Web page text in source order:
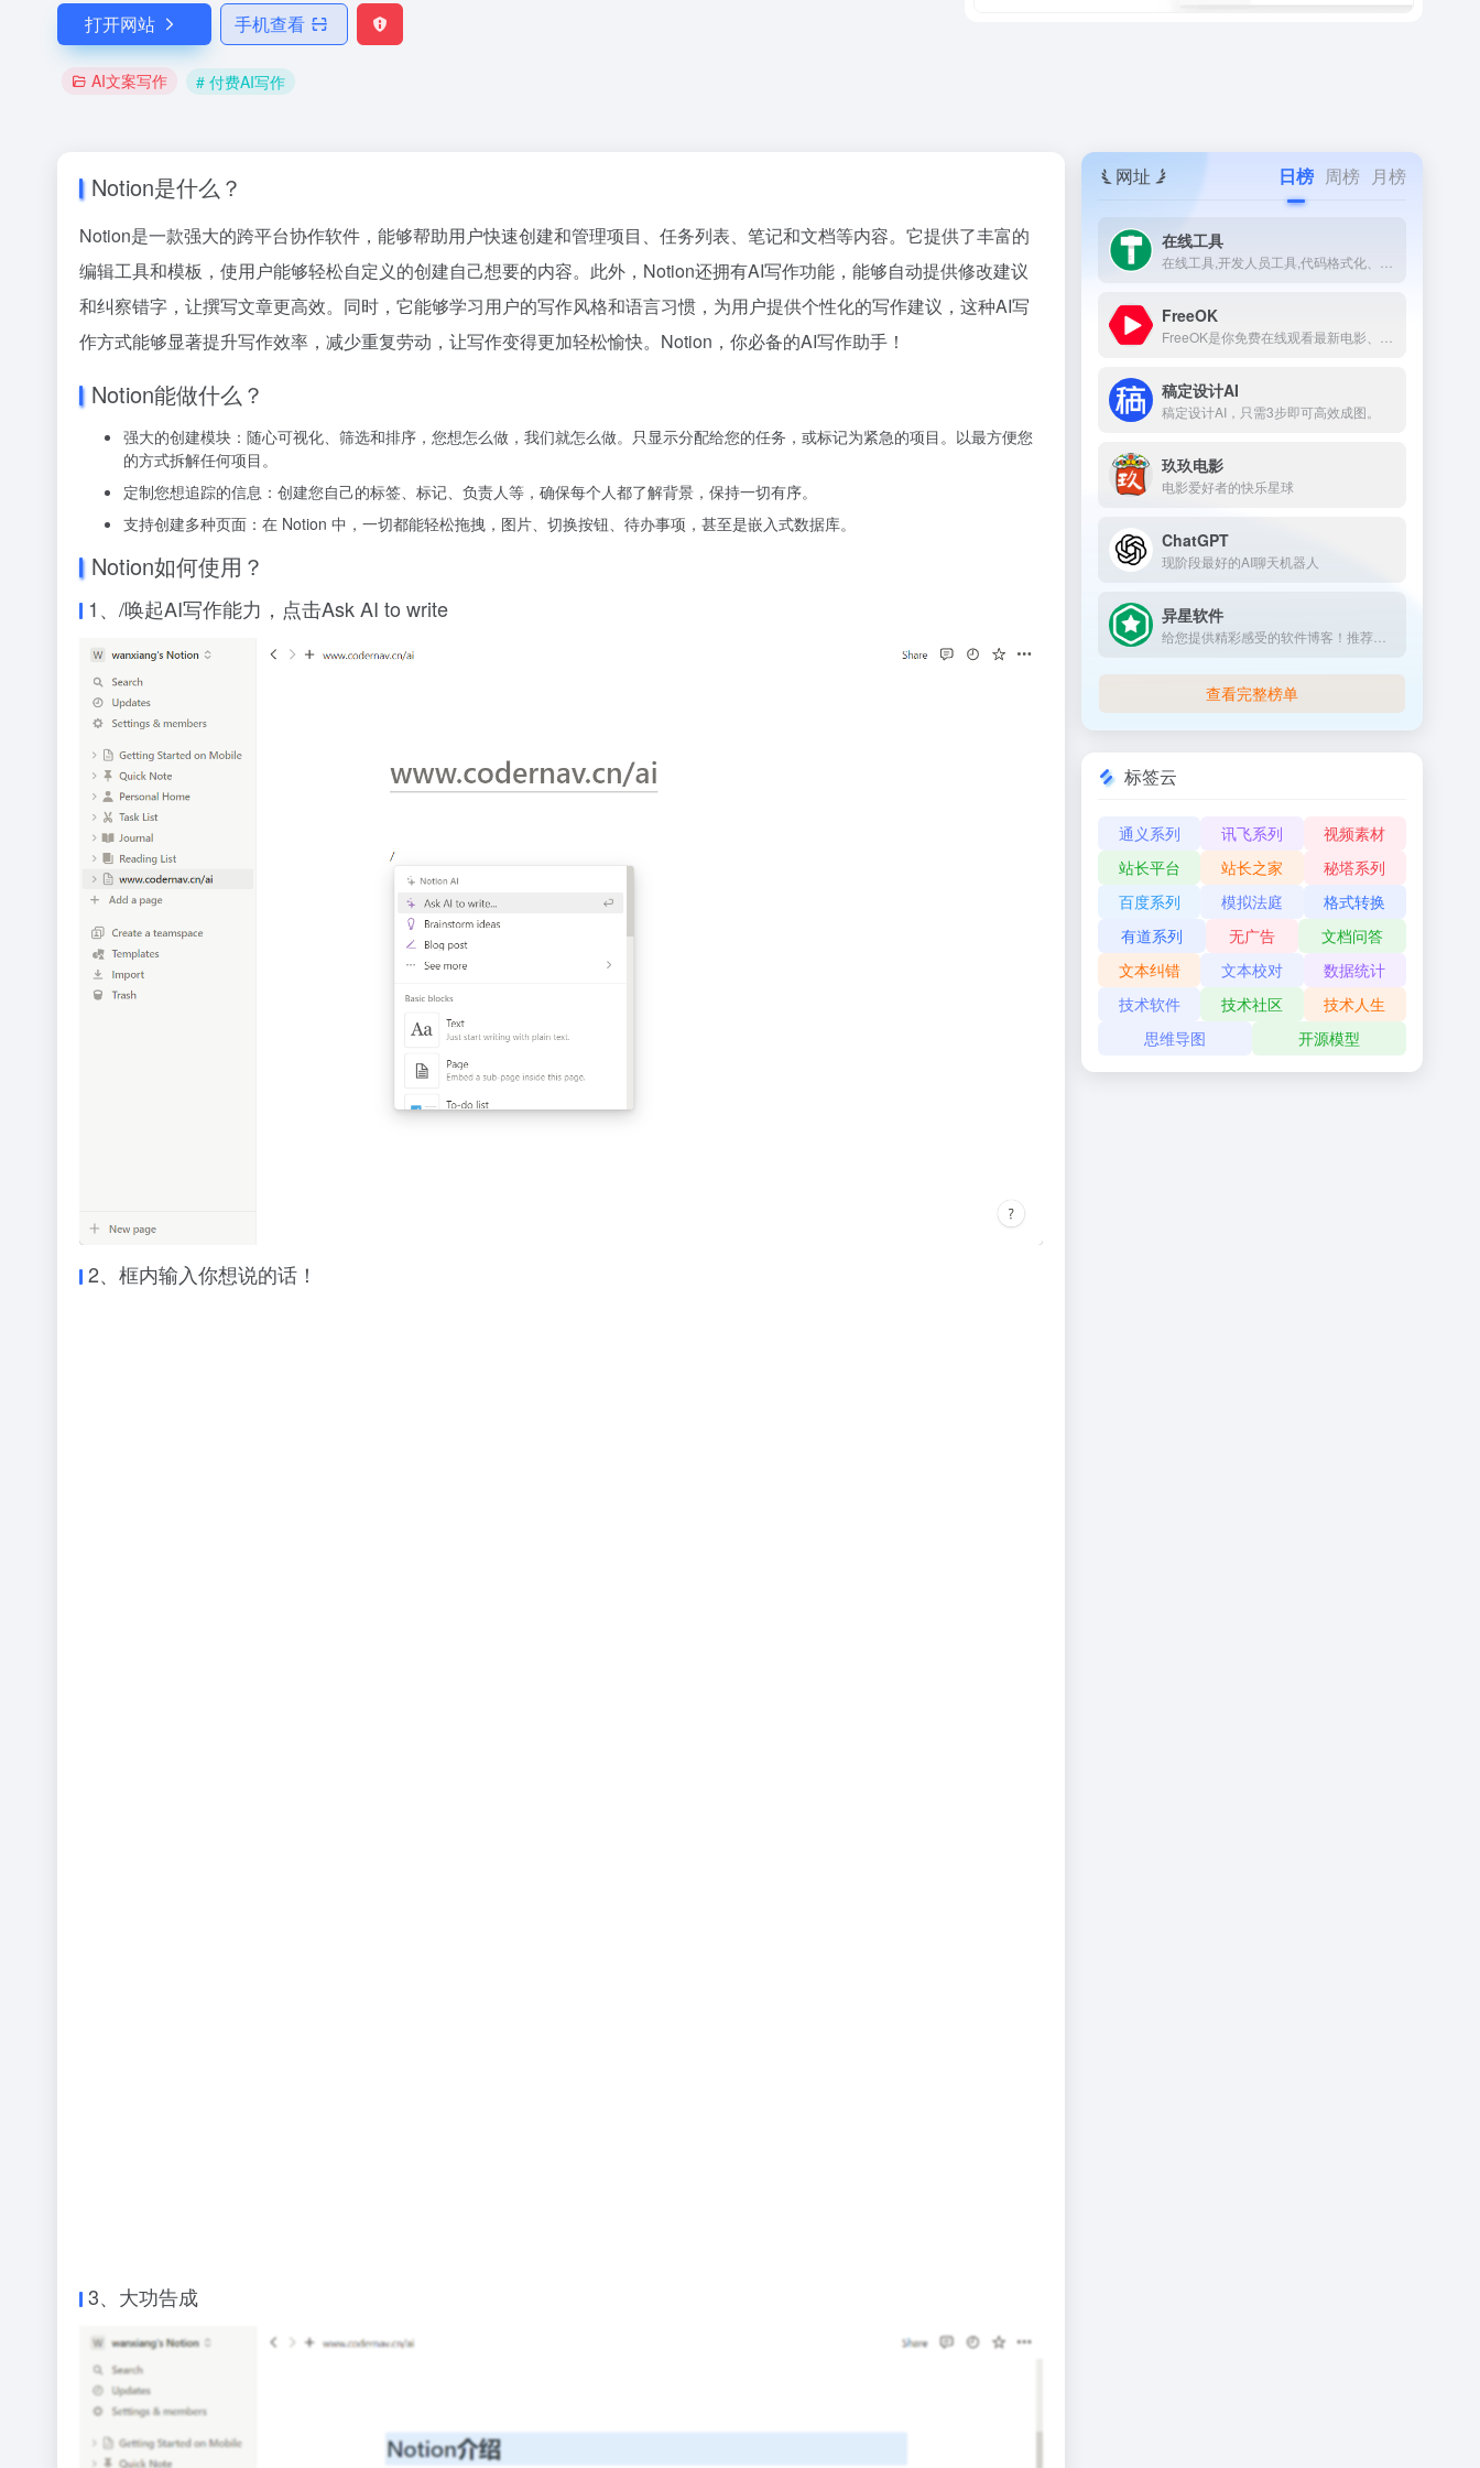
打开网站 手机查看
AI文案写作 # 付费AI写作
Notion是什么？
Notion是一款强大的跨平台协作软件，能够帮助用户快速创建和管理项目、任务列表、笔记和文档等内容。它提供了丰富的
编辑工具和模板，使用户能够轻松自定义的创建自己想要的内容。此外，Notion还拥有AI写作功能，能够自动提供修改建议
和纠察错字，让撰写文章更高效。同时，它能够学习用户的写作风格和语言习惯，为用户提供个性化的写作建议，这种AI写
作方式能够显著提升写作效率，减少重复劳动，让写作变得更加轻松愉快。Notion，你必备的AI写作助手！
Notion能做什么？
强大的创建模块：随心可视化、筛选和排序，您想怎么做，我们就怎么做。只显示分配给您的任务，或标记为紧急的项目。以最方便您
的方式拆解任何项目。
定制您想追踪的信息：创建您自己的标签、标记、负责人等，确保每个人都了解背景，保持一切有序。
支持创建多种页面：在 Notion 中，一切都能轻松拖拽，图片、切换按钮、待办事项，甚至是嵌入式数据库。
Notion如何使用？
1、/唤起AI写作能力，点击Ask AI to write
2、框内输入你想说的话！
网址 日榜 周榜 月榜
在线工具
FreeOK
稿定设计AI
稿定设计AI，只需3步即可高效成图。
玖玖电影
电影爱好者的快乐星球
ChatGPT
现阶段最好的AI聊天机器人
异星软件
查看完整榜单
标签云
通义系列 讯飞系列
视频素材
站长平台
站长之家
秘塔系列
百度系列
模拟法庭
格式转换
有道系列
无广告
文档问答
文本纠错
文本校对
数据统计
技术软件
技术社区
技术人生
思维导图
开源模型